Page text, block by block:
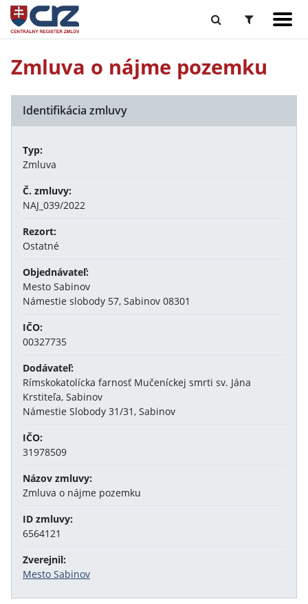
Zmluva o nájme pozemku
Identifikácia zmluvy
Typ:
Zmluva
Č. zmluvy:
NAJ_039/2022
Rezort:
Ostatné
Objednávateľ:
Mesto Sabinov
Námestie slobody 57, Sabinov 08301
IČO:
00327735
Dodávateľ:
Rímskokatolícka farnosť Mučeníckej smrti sv. Jána
Krstiteľa, Sabinov
Námestie Slobody 31/31, Sabinov
IČO:
31978509
Názov zmluvy:
Zmluva o nájme pozemku
ID zmluvy:
6564121
Zverejnil:
Mesto Sabinov